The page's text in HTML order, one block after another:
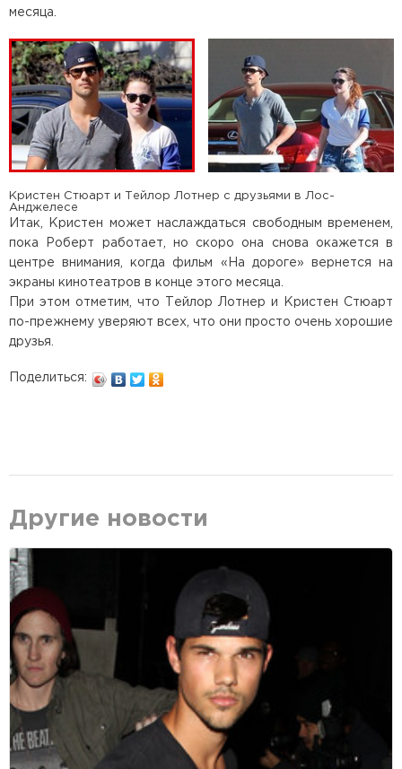
месяца.
Кристен Стюарт и Тейлор Лотнер с друзьями в Лос-
Анджелесе
Итак, Кристен может наслаждаться свободным временем,
пока Роберт работает, но скоро она снова окажется в
центре внимания, когда фильм «На дороге» вернется на
экраны кинотеатров в конце этого месяца.
При этом отметим, что Тейлор Лотнер и Кристен Стюарт
по-прежнему уверяют всех, что они просто очень хорошие
друзья.
Поделиться:
Другие новости